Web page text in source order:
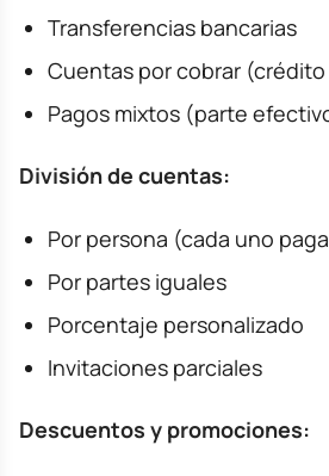
Transferencias bancarias
Cuentas por cobrar
Pagos mixtos (parte
División de cuentas:
Por persona (cada uno
Por partes iguales
Porcentaje personalizado
Invitaciones parciales
Descuentos y promociones: